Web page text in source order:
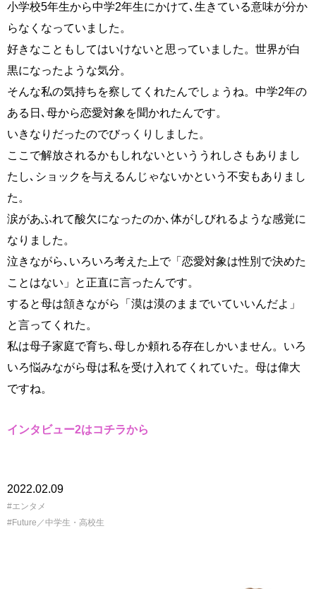
小学校5年生から中学2年生にかけて､生きている意味が分か
らなくなっていました。
好きなこともしてはいけないと思っていました。世界が白
黒になったような気分。
そんな私の気持ちを察してくれたんでしょうね。中学2年の
ある日､母から恋愛対象を聞かれたんです。
いきなりだったのでびっくりしました。
ここで解放されるかもしれないといううれしさもありまし
たし､ショックを与えるんじゃないかという不安もありまし
た。
涙があふれて酸欠になったのか､体がしびれるような感覚に
なりました。
泣きながら､いろいろ考えた上で「恋愛対象は性別で決めた
ことはない」と正直に言ったんです。
すると母は頷きながら「漠は漠のままでいていいんだよ」
と言ってくれた。
私は母子家庭で育ち､母しか頼れる存在しかいません。いろ
いろ悩みながら母は私を受け入れてくれていた。母は偉大
ですね。
インタビュー2はコチラから
2022.02.09
エンタメ
Future／中学生・高校生